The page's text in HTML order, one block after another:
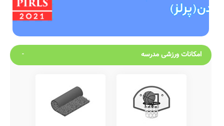
امکانات ورزشی مدرسه